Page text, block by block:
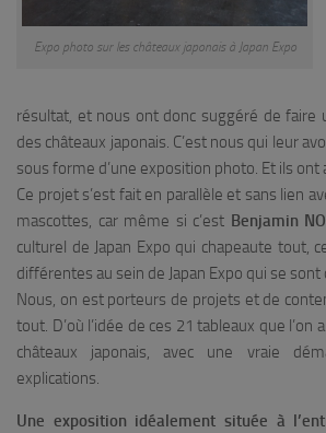
Expo photo sur les châteaux japonais à Japan Expo
résultat, et nous ont donc suggéré de faire
des châteaux japonais. C’est nous qui leur
sous forme d’une exposition photo. Et ils ont
Ce projet s’est fait en parallèle et sans lien
mascottes, car même si c’est Benjamin
culturel de Japan Expo qui chapeaute tout,
différentes au sein de Japan Expo qui se sont
Nous, on est porteurs de projets et de
tout. D’où l’idée de ces 21 tableaux que l’on
châteaux japonais, avec une vraie
explications.
Une exposition idéalement située à